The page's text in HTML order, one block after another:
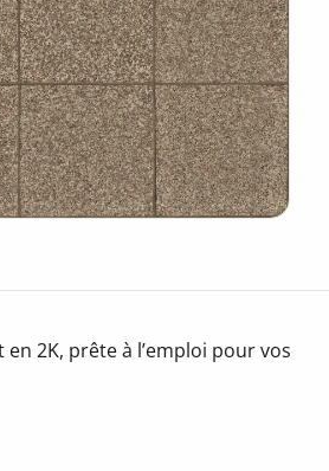
2K, prête à l’emploi pour vos